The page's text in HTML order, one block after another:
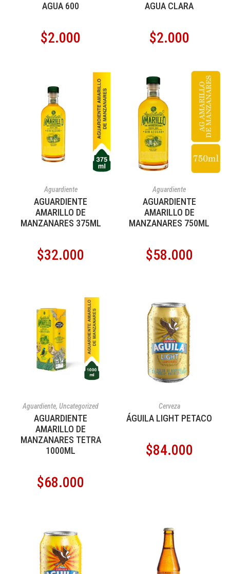
AGUA 600
$2.000
AGUA CLARA
$2.000
Aguardiente
AGUARDIENTE
AMARILLO DE
MANZANARES 375ML
$32.000
Aguardiente
AGUARDIENTE
AMARILLO DE
MANZANARES 750ML
$58.000
Aguardiente,Uncategorized
AGUARDIENTE
AMARILLO DE
MANZANARES TETRA
1000ML
$68.000
Cerveza
ÁGUILA LIGHT PETACO
$84.000